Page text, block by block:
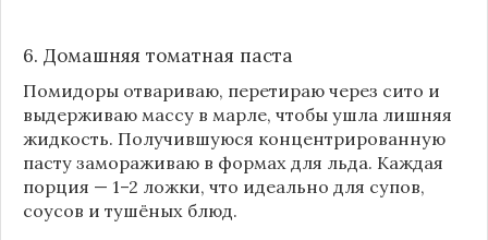
6. Домашняя томатная паста
Помидоры отвариваю, перетираю через сито и
выдерживаю массу в марле, чтобы ушла лишняя
жидкость. Получившуюся концентрированную
пасту замораживаю в формах для льда. Каждая
порция — 1–2 ложки, что идеально для супов,
соусов и тушёных блюд.